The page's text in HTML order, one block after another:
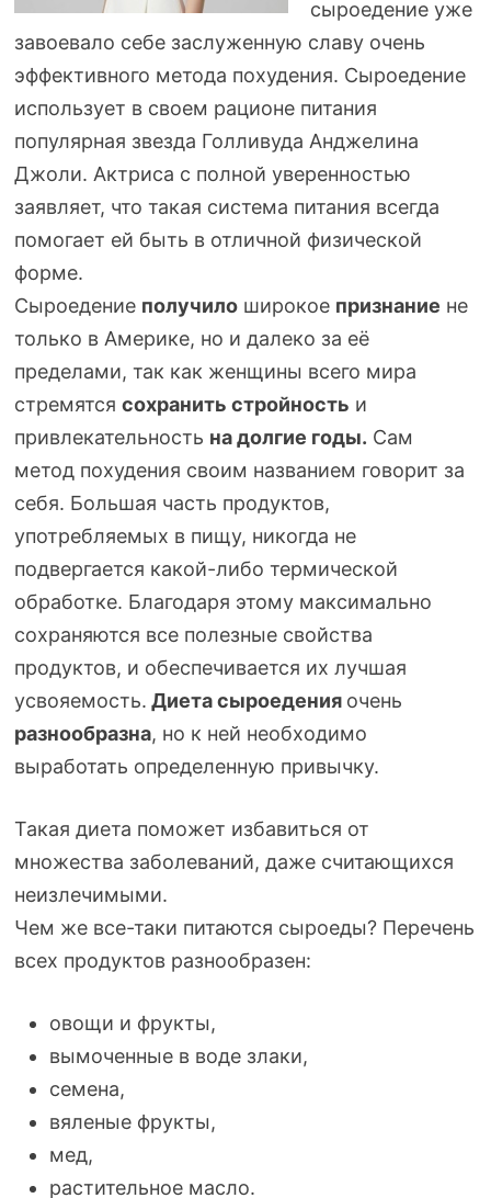
сыроедение уже
завоевало себе заслуженную славу очень
эффективного метода похудения. Сыроедение
использует в своем рационе питания
популярная звезда Голливуда Анджелина
Джоли. Актриса с полной уверенностью
заявляет, что такая система питания всегда
помогает ей быть в отличной физической
форме.
Сыроедение получилоширокое признание не
только в Америке, но и далеко за её
пределами, так как женщины всего мира
стремятся сохранить стройность и
привлекательность на долгие годы. Сам
метод похудения своим названием говорит за
себя. Большая часть продуктов,
употребляемых в пищу, никогда не
подвергается какой-либо термической
обработке. Благодаря этому максимально
сохраняются все полезные свойства
продуктов, и обеспечивается их лучшая
усвояемость. Диета сыроедения очень
разнообразна, но к ней необходимо
выработать определенную привычку.
Такая диета поможет избавиться от
множества заболеваний, даже считающихся
неизлечимыми.
Чем же все-таки питаются сыроеды? Перечень
всех продуктов разнообразен:
овощи и фрукты,
вымоченные в воде злаки,
семена,
вяленые фрукты,
мед,
растительное масло.